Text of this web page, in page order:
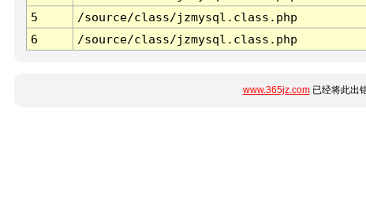
5
/source/class/jzmysql.class.php
6
/source/class/jzmysql.class.php
www.365jz.com已经将此出